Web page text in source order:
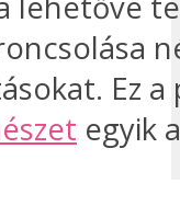
Ez a
egyik